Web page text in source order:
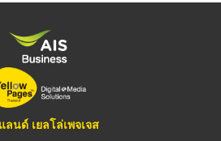
ลนด์ เยลโล่เพจเจส